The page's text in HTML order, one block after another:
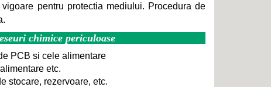
pentru protectia mediului. Procedura de
chimice periculoase
PCB si cele alimentare
etc.
stocare, rezervoare, etc.